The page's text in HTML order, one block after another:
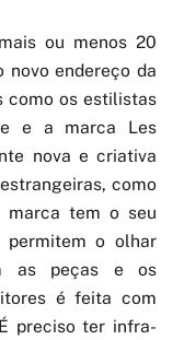
ou menos 20
novo endereço da
como os estilistas
e a marca Les
nova e criativa
como
marca tem o seu
permitem o olhar
as peças e os
é feita com